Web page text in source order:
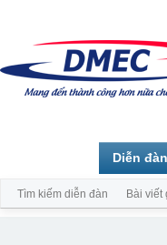
Diễn đàn
Tìm kiếm diễn đàn Bài viết